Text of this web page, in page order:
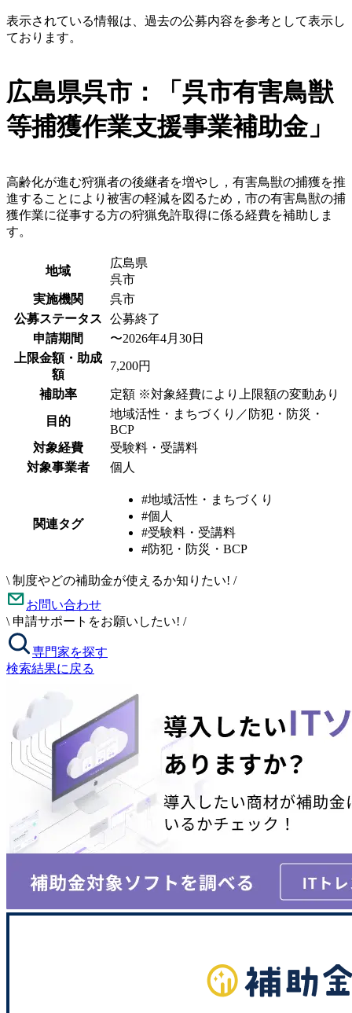
表示されている情報は、過去の公募内容を参考として表示し
ております。
広島県呉市：「呉市有害鳥獣
等捕獲作業支援事業補助金」
高齢化が進む狩猟者の後継者を増やし，有害鳥獣の捕獲を推
進することにより被害の軽減を図るため，市の有害鳥獣の捕
獲作業に従事する方の狩猟免許取得に係る経費を補助しま
す。
地域
広島県
呉市
実施機関
呉市
公募ステータス
公募終了
申請期間
〜2026年4月30日
上限金額・助成
額
7,200円
補助率
定額 ※対象経費により上限額の変動あり
目的
地域活性・まちづくり／防犯・防災・
BCP
対象経費
受験料・受講料
対象事業者
個人
関連タグ
#地域活性・まちづくり
#個人
#受験料・受講料
#防犯・防災・BCP
\ 制度やどの補助金が使えるか知りたい! /
お問い合わせ
\ 申請サポートをお願いしたい! /
専門家を探す
検索結果に戻る